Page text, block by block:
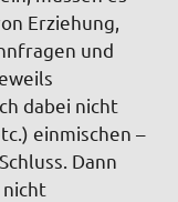
Erziehung,
und
dabei nicht
einmischen –
Dann
nicht